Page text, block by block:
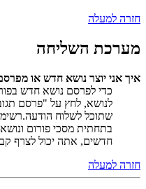
חזרה למעלה
מערכת השליחה
איך אני יוצר נושא חדש או
כדי לפרסם נושא חדש
לנושא, לחץ על "פרסם
שתוכל לשלוח
בתחתית מסכי פורום
חדשים, אתה יכול לצרף
חזרה למעלה